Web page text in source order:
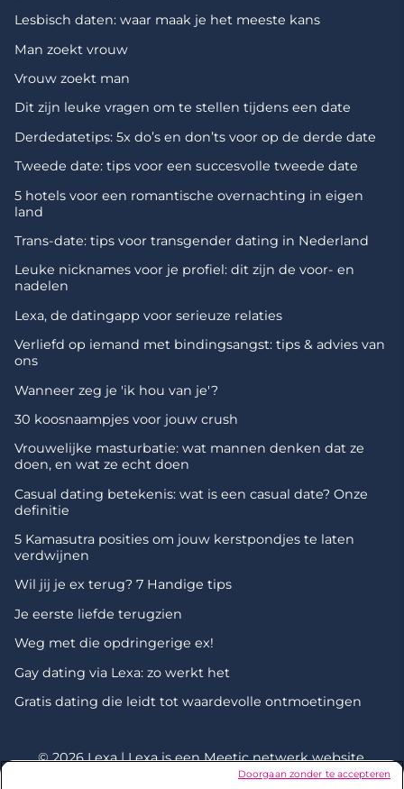
Lesbisch daten: waar maak je het meeste kans
Man zoekt vrouw
Vrouw zoekt man
Dit zijn leuke vragen om te stellen tijdens een date
Derdedatetips: 5x do’s en don’ts voor op de derde date
Tweede date: tips voor een succesvolle tweede date
5 hotels voor een romantische overnachting in eigen
land
Trans-date: tips voor transgender dating in Nederland
Leuke nicknames voor je profiel: dit zijn de voor- en
nadelen
Lexa, de datingapp voor serieuze relaties
Verliefd op iemand met bindingsangst: tips & advies van
ons
Wanneer zeg je 'ik hou van je'?
30 koosnaampjes voor jouw crush
Vrouwelijke masturbatie: wat mannen denken dat ze
doen, en wat ze echt doen
Casual dating betekenis: wat is een casual date? Onze
definitie
5 Kamasutra posities om jouw kerstpondjes te laten
verdwijnen
Wil jij je ex terug? 7 Handige tips
Je eerste liefde terugzien
Weg met die opdringerige ex!
Gay dating via Lexa: zo werkt het
Gratis dating die leidt tot waardevolle ontmoetingen
© 2026 Lexa | Lexa is eenMeetic netwerkwebsite.
Doorgaan zonder te accepteren